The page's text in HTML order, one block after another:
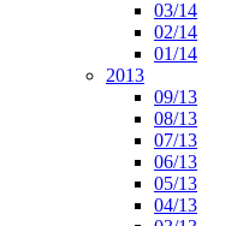
03/14
02/14
01/14
2013
09/13
08/13
07/13
06/13
05/13
04/13